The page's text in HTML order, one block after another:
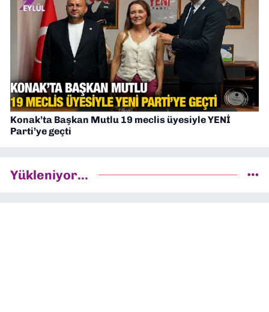
Konak’ta Başkan Mutlu 19 meclis üyesiyle YENİ
Parti’ye geçti
Yükleniyor...